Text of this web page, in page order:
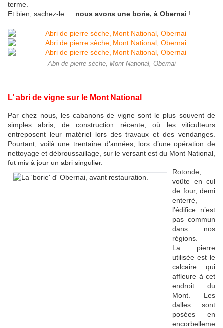
terme.
Et bien, sachez-le….
nous avons une borie, à Obernai !
Abri de pierre sèche, Mont National, Obernai
L’ abri de vigne sur le Mont National
Par chez nous, les cabanons de vigne sont le plus souvent de
simples abris, de construction récente, où les viticulteurs
entreposent leur matériel lors des travaux et des vendanges.
Pourtant, voilà une trentaine d’années, lors d’une opération de
nettoyage et débroussaillage, sur le versant est du Mont National,
fut mis à jour un abri singulier.
Rotonde,
voûte en cul
de four, demi
enterré,
l’édifice n’est
pas commun
dans nos
régions.
La pierre
utilisée est le
calcaire qui
affleure à cet
endroit du
Mont. Les
dalles sont
posées en
encorbelleme